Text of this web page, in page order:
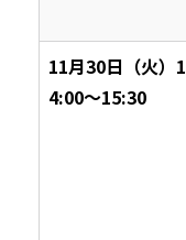
11月30日（火）1
4:00〜15:30